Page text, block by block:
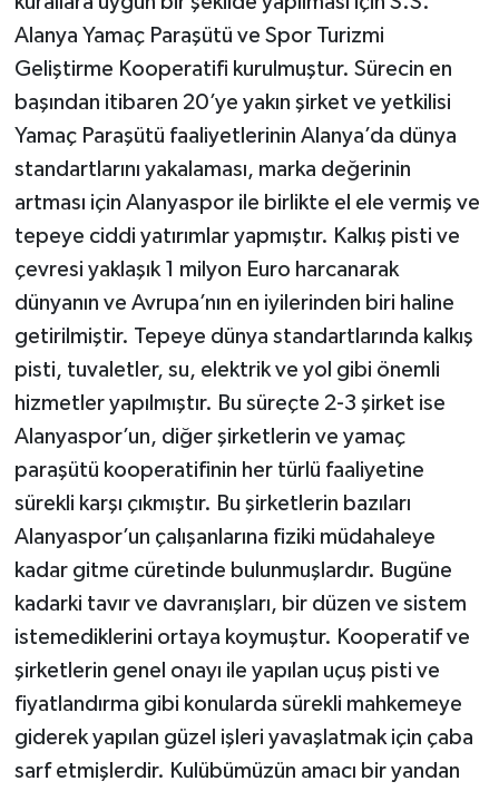
Alanya Yamaç Paraşütü ve Spor Turizmi
Geliştirme Kooperatifi kurulmuştur. Sürecin en
başından itibaren 20’ye yakın şirket ve yetkilisi
Yamaç Paraşütü faaliyetlerinin Alanya’da dünya
standartlarını yakalaması, marka değerinin
artması için Alanyaspor ile birlikte el ele vermiş ve
tepeye ciddi yatırımlar yapmıştır. Kalkış pisti ve
çevresi yaklaşık 1 milyon Euro harcanarak
dünyanın ve Avrupa’nın en iyilerinden biri haline
getirilmiştir. Tepeye dünya standartlarında kalkış
pisti, tuvaletler, su, elektrik ve yol gibi önemli
hizmetler yapılmıştır. Bu süreçte 2-3 şirket ise
Alanyaspor’un, diğer şirketlerin ve yamaç
paraşütü kooperatifinin her türlü faaliyetine
sürekli karşı çıkmıştır. Bu şirketlerin bazıları
Alanyaspor’un çalışanlarına fiziki müdahaleye
kadar gitme cüretinde bulunmuşlardır. Bugüne
kadarki tavır ve davranışları, bir düzen ve sistem
istemediklerini ortaya koymuştur. Kooperatif ve
şirketlerin genel onayı ile yapılan uçuş pisti ve
fiyatlandırma gibi konularda sürekli mahkemeye
giderek yapılan güzel işleri yavaşlatmak için çaba
sarf etmişlerdir. Kulübümüzün amacı bir yandan